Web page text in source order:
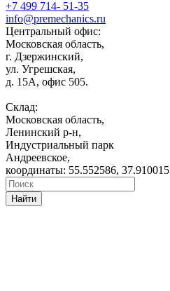
+7 499 714- 51-35
info@premechanics.ru
Центральный офис:
Московская область,
г. Дзержинский,
ул. Угрешская,
д. 15А, офис 505.
Склад:
Московская область,
Ленинский р-н,
Индустриальный парк
Андреевское,
координаты: 55.552586, 37.910015
Найти